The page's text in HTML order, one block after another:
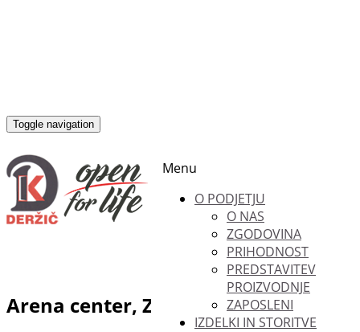
Toggle navigation
Menu
O PODJETJU
O NAS
ZGODOVINA
PRIHODNOST
PREDSTAVITEV
PROIZVODNJE
ZAPOSLENI
IZDELKI IN STORITVE
Arena center, Zagreb